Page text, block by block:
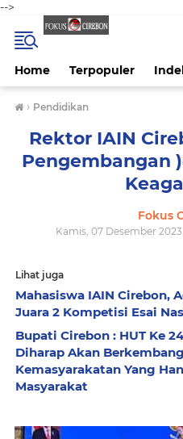
-->
Home Terpopuler
› Pendidikan
Rektor IAIN
Pengembangan
Fokus
Kamis, 07 Desember
Lihat juga
Mahasiswa IAIN Cirebon,
Juara 2 Kompetisi Esai
Bupati Cirebon : HUT Ke
Diharap Akan
Kemasyarakatan Yang
Masyarakat